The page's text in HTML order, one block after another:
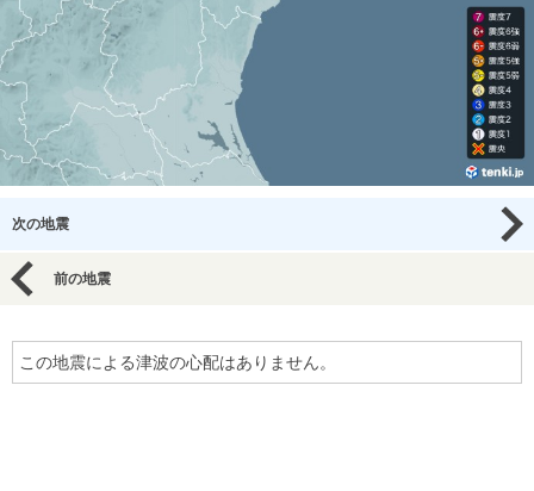
次の地震
前の地震
この地震による津波の心配はありません。